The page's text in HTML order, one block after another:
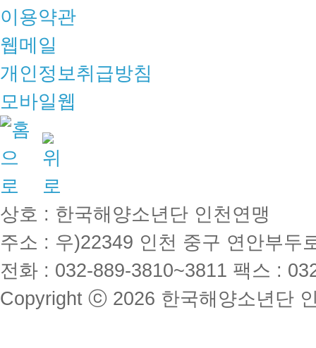
이용약관
웹메일
개인정보취급방침
모바일웹
상호 : 한국해양소년단 인천연맹
주소 : 우)22349 인천 중구 연안부두
전화 : 032-889-3810~3811 팩스 :
Copyright ⓒ 2026 한국해양소년단